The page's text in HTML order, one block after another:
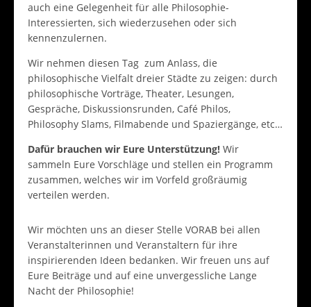
auch eine Gelegenheit für alle Philosophie-
Interessierten, sich wiederzusehen oder sich
kennenzulernen.
Wir nehmen diesen Tag zum Anlass, die
philosophische Vielfalt dreier Städte zu zeigen: durch
philosophische Vorträge, Theater, Lesungen,
Gespräche, Diskussionsrunden, Café Philos,
Philosophy Slams, Filmabende und Spaziergänge, etc…
Dafür brauchen wir Eure Unterstützung! Wir
sammeln Eure Vorschläge und stellen ein Programm
zusammen, welches wir im Vorfeld großräumig
verteilen werden.
Wir möchten uns an dieser Stelle VORAB bei allen
Veranstalterinnen und Veranstaltern für ihre
inspirierenden Ideen bedanken. Wir freuen uns auf
Eure Beiträge und auf eine unvergessliche Lange
Nacht der Philosophie!